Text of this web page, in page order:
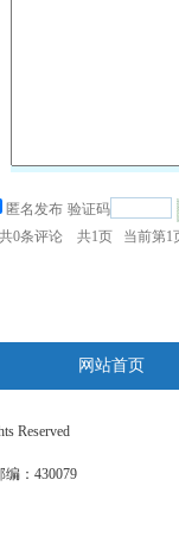
匿名发布 验证码
共0条评论 共1页 当前第1
网站首页
Reserved
：430079